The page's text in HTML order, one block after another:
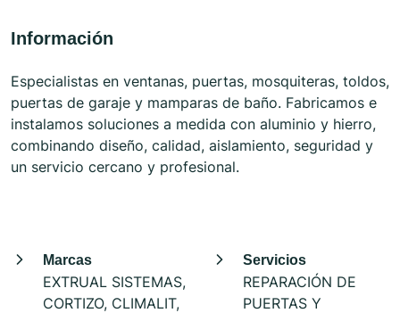
Información
Especialistas en ventanas, puertas, mosquiteras, toldos,
puertas de garaje y mamparas de baño. Fabricamos e
instalamos soluciones a medida con aluminio y hierro,
combinando diseño, calidad, aislamiento, seguridad y
un servicio cercano y profesional.
Marcas
EXTRUAL SISTEMAS,
CORTIZO, CLIMALIT,
Servicios
REPARACIÓN DE
PUERTAS Y